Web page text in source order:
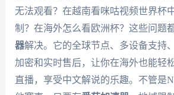
无法观看？在越南看咪咕视频世界杯
制？在海外怎么看欧洲杯？这些问题
器解决。它的全球节点、多设备支持
加密和实时售后，让你在海外也能轻
直播，享受中文解说的乐趣。不管是